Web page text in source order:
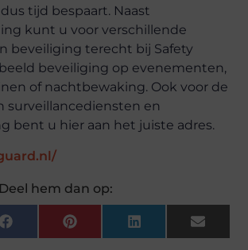
tijd bespaart. Naast
kunt u voor verschillende
beveiliging terecht bij Safety
beveiliging op evenementen,
of nachtbewaking. Ook voor de
surveillancediensten en
bent u hier aan het juiste adres.
hem dan op:
FacebookPinterestLinkedInEmail